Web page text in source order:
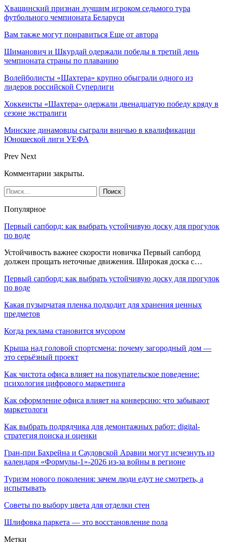
Хващинский признан лучшим игроком седьмого тура
футбольного чемпионата Беларуси
Вам также могут понравиться Еще от автора
Шиманович и Шкурдай одержали победы в третий день
чемпионата страны по плаванию
Волейболисты «Шахтера» крупно обыграли одного из
лидеров российской Суперлиги
Хоккеисты «Шахтера» одержали двенадцатую победу кряду в
сезоне экстралиги
Минские динамовцы сыграли вничью в квалификации
Юношеской лиги УЕФА
Prev Next
Комментарии закрыты.
Популярное
Первый сапборд: как выбрать устойчивую доску для прогулок
по воде
Устойчивость важнее скорости новичка Первый сапборд
должен прощать неточные движения. Широкая доска с…
Первый сапборд: как выбрать устойчивую доску для прогулок
по воде
Какая пузырчатая пленка подходит для хранения ценных
предметов
Когда реклама становится мусором
Крыша над головой спортсмена: почему загородный дом —
это серьёзный проект
Как чистота офиса влияет на покупательское поведение:
психология цифрового маркетинга
Как оформление офиса влияет на конверсию: что забывают
маркетологи
Как выбрать подрядчика для демонтажных работ: digital-
стратегия поиска и оценки
Гран-при Бахрейна и Саудовской Аравии могут исчезнуть из
календаря «Формулы-1»-2026 из-за войны в регионе
Туризм нового поколения: зачем люди едут не смотреть, а
испытывать
Советы по выбору цвета для отделки стен
Шлифовка паркета — это восстановление пола
Метки